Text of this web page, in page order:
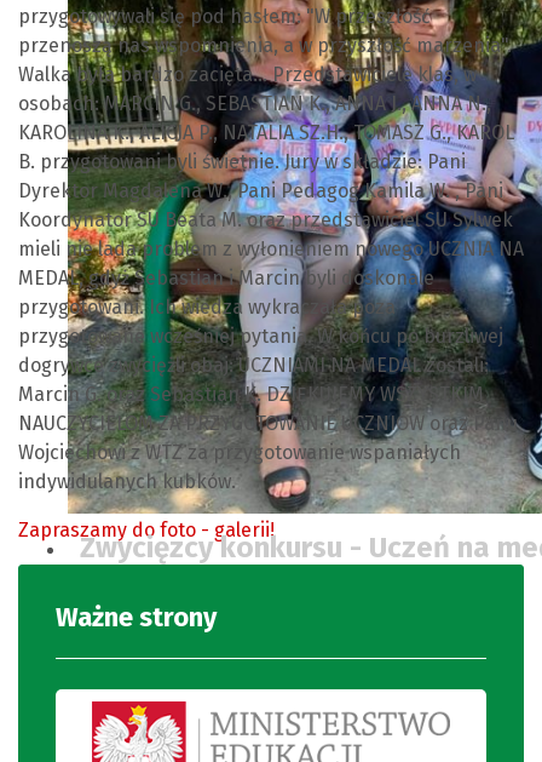
Zwycięzcy konkursu - Uczeń na
przygotowywali się pod hasłem: "W przeszłość
przenoszą nas wspomnienia, a w przyszłość marzenia".
Walka była bardzo zacięta... Przedstawiciele klas, w
osobach: MARCIN G., SEBASTIAN K., ANNA J., ANNA N.,
KAROLINA K., ALICJA P., NATALIA SZ.H., TOMASZ G., KAROL
B. przygotowani byli świetnie. Jury w składzie: Pani
Dyrektor Magdalena W., Pani Pedagog Kamila W. , Pani
Koordynator SU Beata M. oraz przedstawiciel SU Sylwek
mieli nie lada problem z wyłonieniem nowego UCZNIA NA
MEDAL, gdyż Sebastian i Marcin byli doskonale
przygotowani. Ich wiedza wykraczała poza
przygotowane wcześniej pytania. W końcu po burzliwej
dogrywce zwyciężli obaj: UCZNIAMI NA MEDAL zostali:
Marcin G. oraz Sebastian K. DZIĘKUJEMY WSZYSTKIM
NAUCZYCIELOM ZA PRZYGOTOWANIE UCZNIÓW oraz Panu
Wojciechowi z WTZ za przygotowanie wspaniałych
indywidulanych kubków.
Zapraszamy do foto - galerii!
Ważne strony